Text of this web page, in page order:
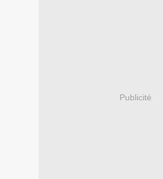
Publicité